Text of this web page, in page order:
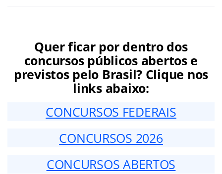
Quer ficar por dentro dos
concursos públicos abertos e
previstos pelo Brasil? Clique nos
links abaixo:
CONCURSOS FEDERAIS
CONCURSOS 2026
CONCURSOS ABERTOS